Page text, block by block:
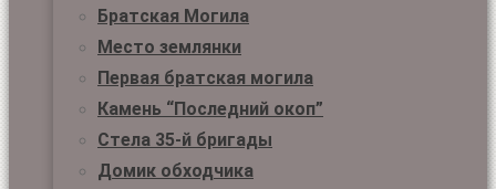
Братская Могила
Место землянки
Первая братская могила
Камень “Последний окоп”
Стела 35-й бригады
Домик обходчика